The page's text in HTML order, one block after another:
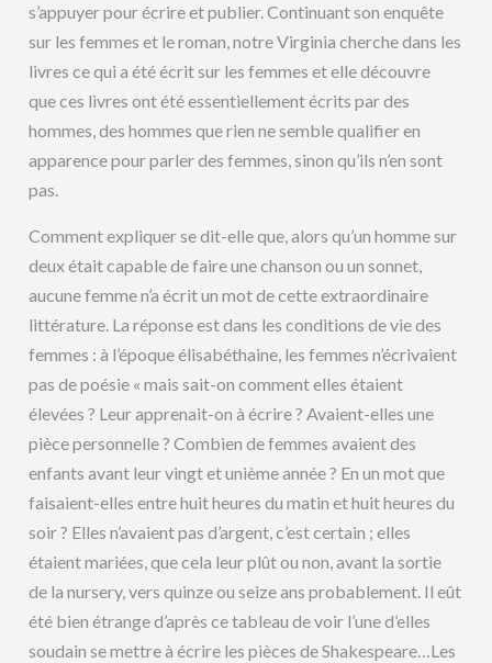
s’appuyer pour écrire et publier. Continuant son enquête
sur les femmes et le roman, notre Virginia cherche dans les
livres ce qui a été écrit sur les femmes et elle découvre
que ces livres ont été essentiellement écrits par des
hommes, des hommes que rien ne semble qualifier en
apparence pour parler des femmes, sinon qu’ils n’en sont
pas.
Comment expliquer se dit-elle que, alors qu’un homme sur
deux était capable de faire une chanson ou un sonnet,
aucune femme n’a écrit un mot de cette extraordinaire
littérature. La réponse est dans les conditions de vie des
femmes : à l’époque élisabéthaine, les femmes n’écrivaient
pas de poésie « mais sait-on comment elles étaient
élevées ? Leur apprenait-on à écrire ? Avaient-elles une
pièce personnelle ? Combien de femmes avaient des
enfants avant leur vingt et unième année ? En un mot que
faisaient-elles entre huit heures du matin et huit heures du
soir ? Elles n’avaient pas d’argent, c’est certain ; elles
étaient mariées, que cela leur plût ou non, avant la sortie
de la nursery, vers quinze ou seize ans probablement. Il eût
été bien étrange d’après ce tableau de voir l’une d’elles
soudain se mettre à écrire les pièces de Shakespeare…Les